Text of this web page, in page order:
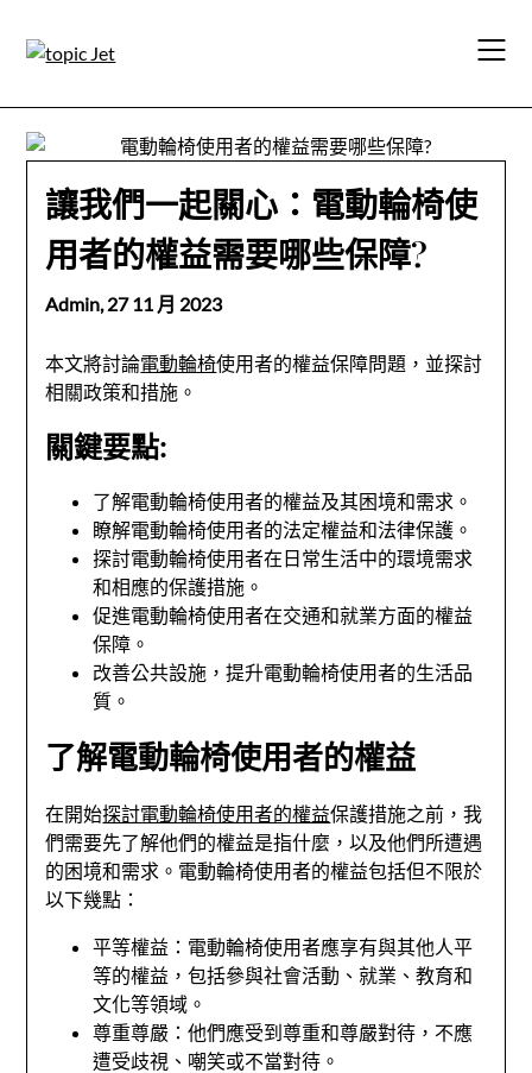
content
讓我們一起關心：電動輪椅使
用者的權益需要哪些保障?
Admin,27 11 月 2023
本文將討論電動輪椅使用者的權益保障問題，並探討
相關政策和措施。
關鍵要點:
了解電動輪椅使用者的權益及其困境和需求。
瞭解電動輪椅使用者的法定權益和法律保護。
探討電動輪椅使用者在日常生活中的環境需求
和相應的保護措施。
促進電動輪椅使用者在交通和就業方面的權益
保障。
改善公共設施，提升電動輪椅使用者的生活品
質。
了解電動輪椅使用者的權益
在開始探討電動輪椅使用者的權益保護措施之前，我
們需要先了解他們的權益是指什麼，以及他們所遭遇
的困境和需求。電動輪椅使用者的權益包括但不限於
以下幾點：
平等權益：電動輪椅使用者應享有與其他人平
等的權益，包括參與社會活動、就業、教育和
文化等領域。
尊重尊嚴：他們應受到尊重和尊嚴對待，不應
遭受歧視、嘲笑或不當對待。